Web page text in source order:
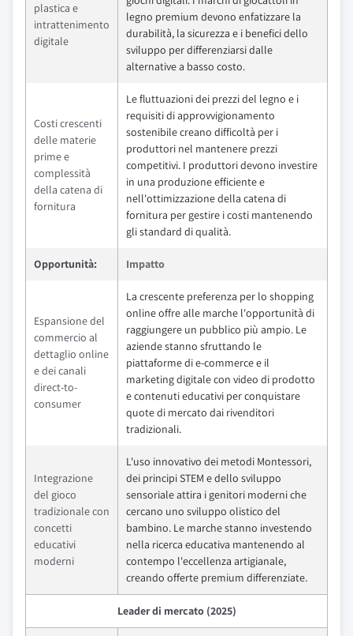
plastica e
intrattenimento
digitale
legno premium devono enfatizzare la
durabilità, la sicurezza e i benefici dello
sviluppo per differenziarsi dalle
alternative a basso costo.
Costi crescenti
delle materie
prime e
complessità
della catena di
fornitura
Le fluttuazioni dei prezzi del legno e i
requisiti di approvvigionamento
sostenibile creano difficoltà per i
produttori nel mantenere prezzi
competitivi. I produttori devono investire
in una produzione efficiente e
nell'ottimizzazione della catena di
fornitura per gestire i costi mantenendo
gli standard di qualità.
Opportunità: Impatto
Espansione del
commercio al
dettaglio online
e dei canali
direct-to-
consumer
La crescente preferenza per lo shopping
online offre alle marche l'opportunità di
raggiungere un pubblico più ampio. Le
aziende stanno sfruttando le
piattaforme di e-commerce e il
marketing digitale con video di prodotto
e contenuti educativi per conquistare
quote di mercato dai rivenditori
tradizionali.
Integrazione
del gioco
tradizionale con
concetti
educativi
moderni
L'uso innovativo dei metodi Montessori,
dei principi STEM e dello sviluppo
sensoriale attira i genitori moderni che
cercano uno sviluppo olistico del
bambino. Le marche stanno investendo
nella ricerca educativa mantenendo al
contempo l'eccellenza artigianale,
creando offerte premium differenziate.
Leader di mercato (2025)